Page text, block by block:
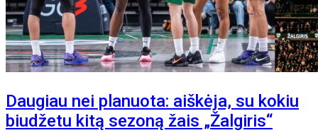
Daugiau nei planuota: aiškėja, su kokiu
biudžetu kitą sezoną žais „Žalgiris“